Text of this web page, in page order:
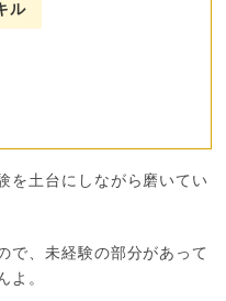
ル
を土台にしながら磨いてい
で、未経験の部分があって
よ。